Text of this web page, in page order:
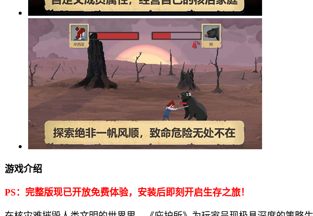
游戏介绍
PS：完整版现已开放免费体验，安装后即刻开启生存之旅！